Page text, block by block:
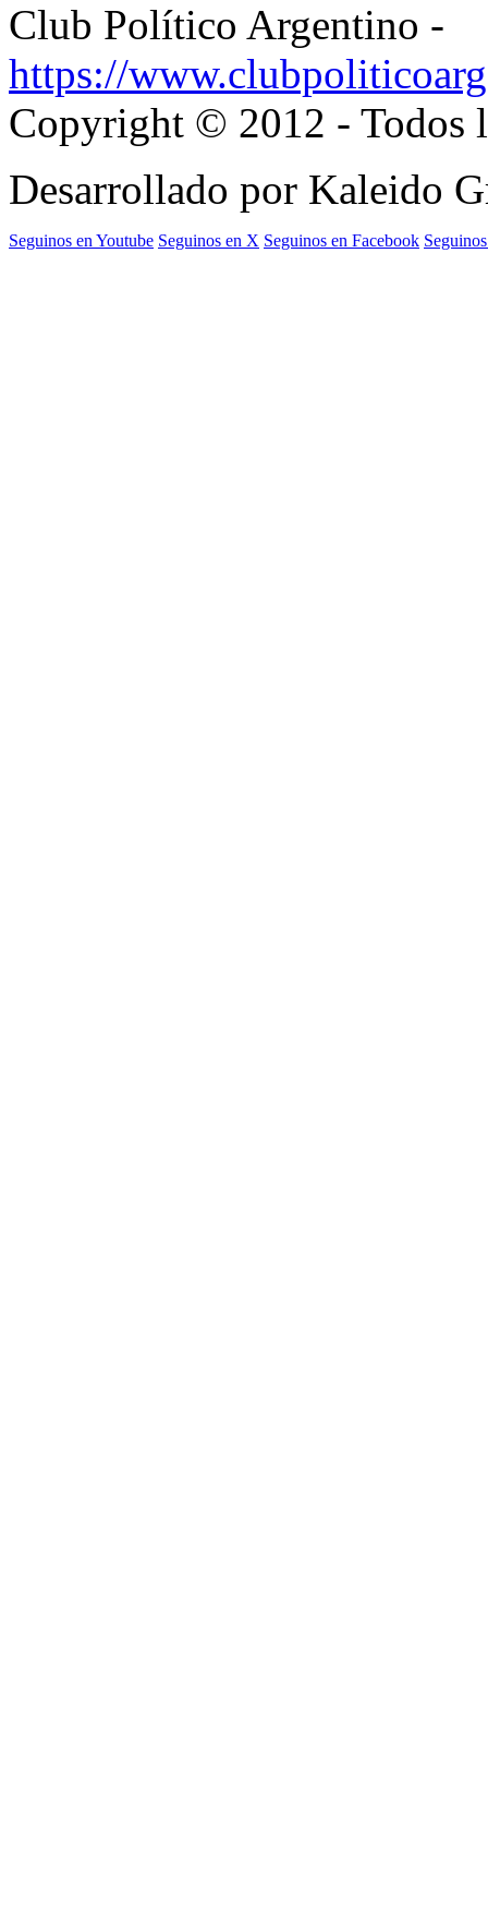
Club Político Argentino -
https://
Copyright © 2012 - Todos
Desarrollado por Kaleido
Seguinos en Youtube Seguinos en X Seguinos en Facebook